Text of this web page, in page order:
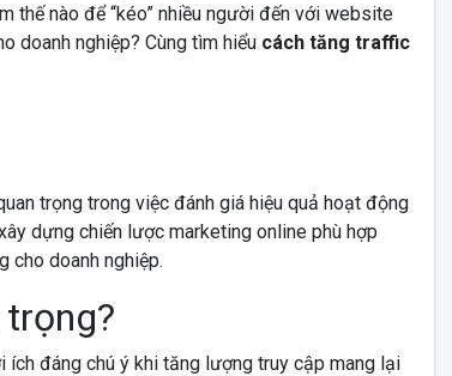
thế nào để “kéo” nhiều người đến với website
doanh nghiệp? Cùng tìm hiểu cách tăng traffic
trọng trong việc đánh giá hiệu quả hoạt động
dựng chiến lược marketing online phù hợp
cho doanh nghiệp.
đáng chú ý khi tăng lượng truy cập mang lại